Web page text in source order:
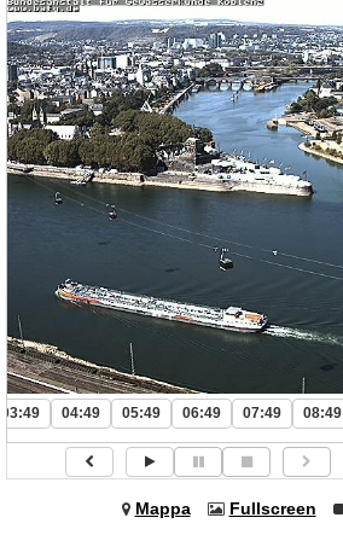
03:49 04:49 05:49 06:49 07:49 08:49
Mappa Fullscreen